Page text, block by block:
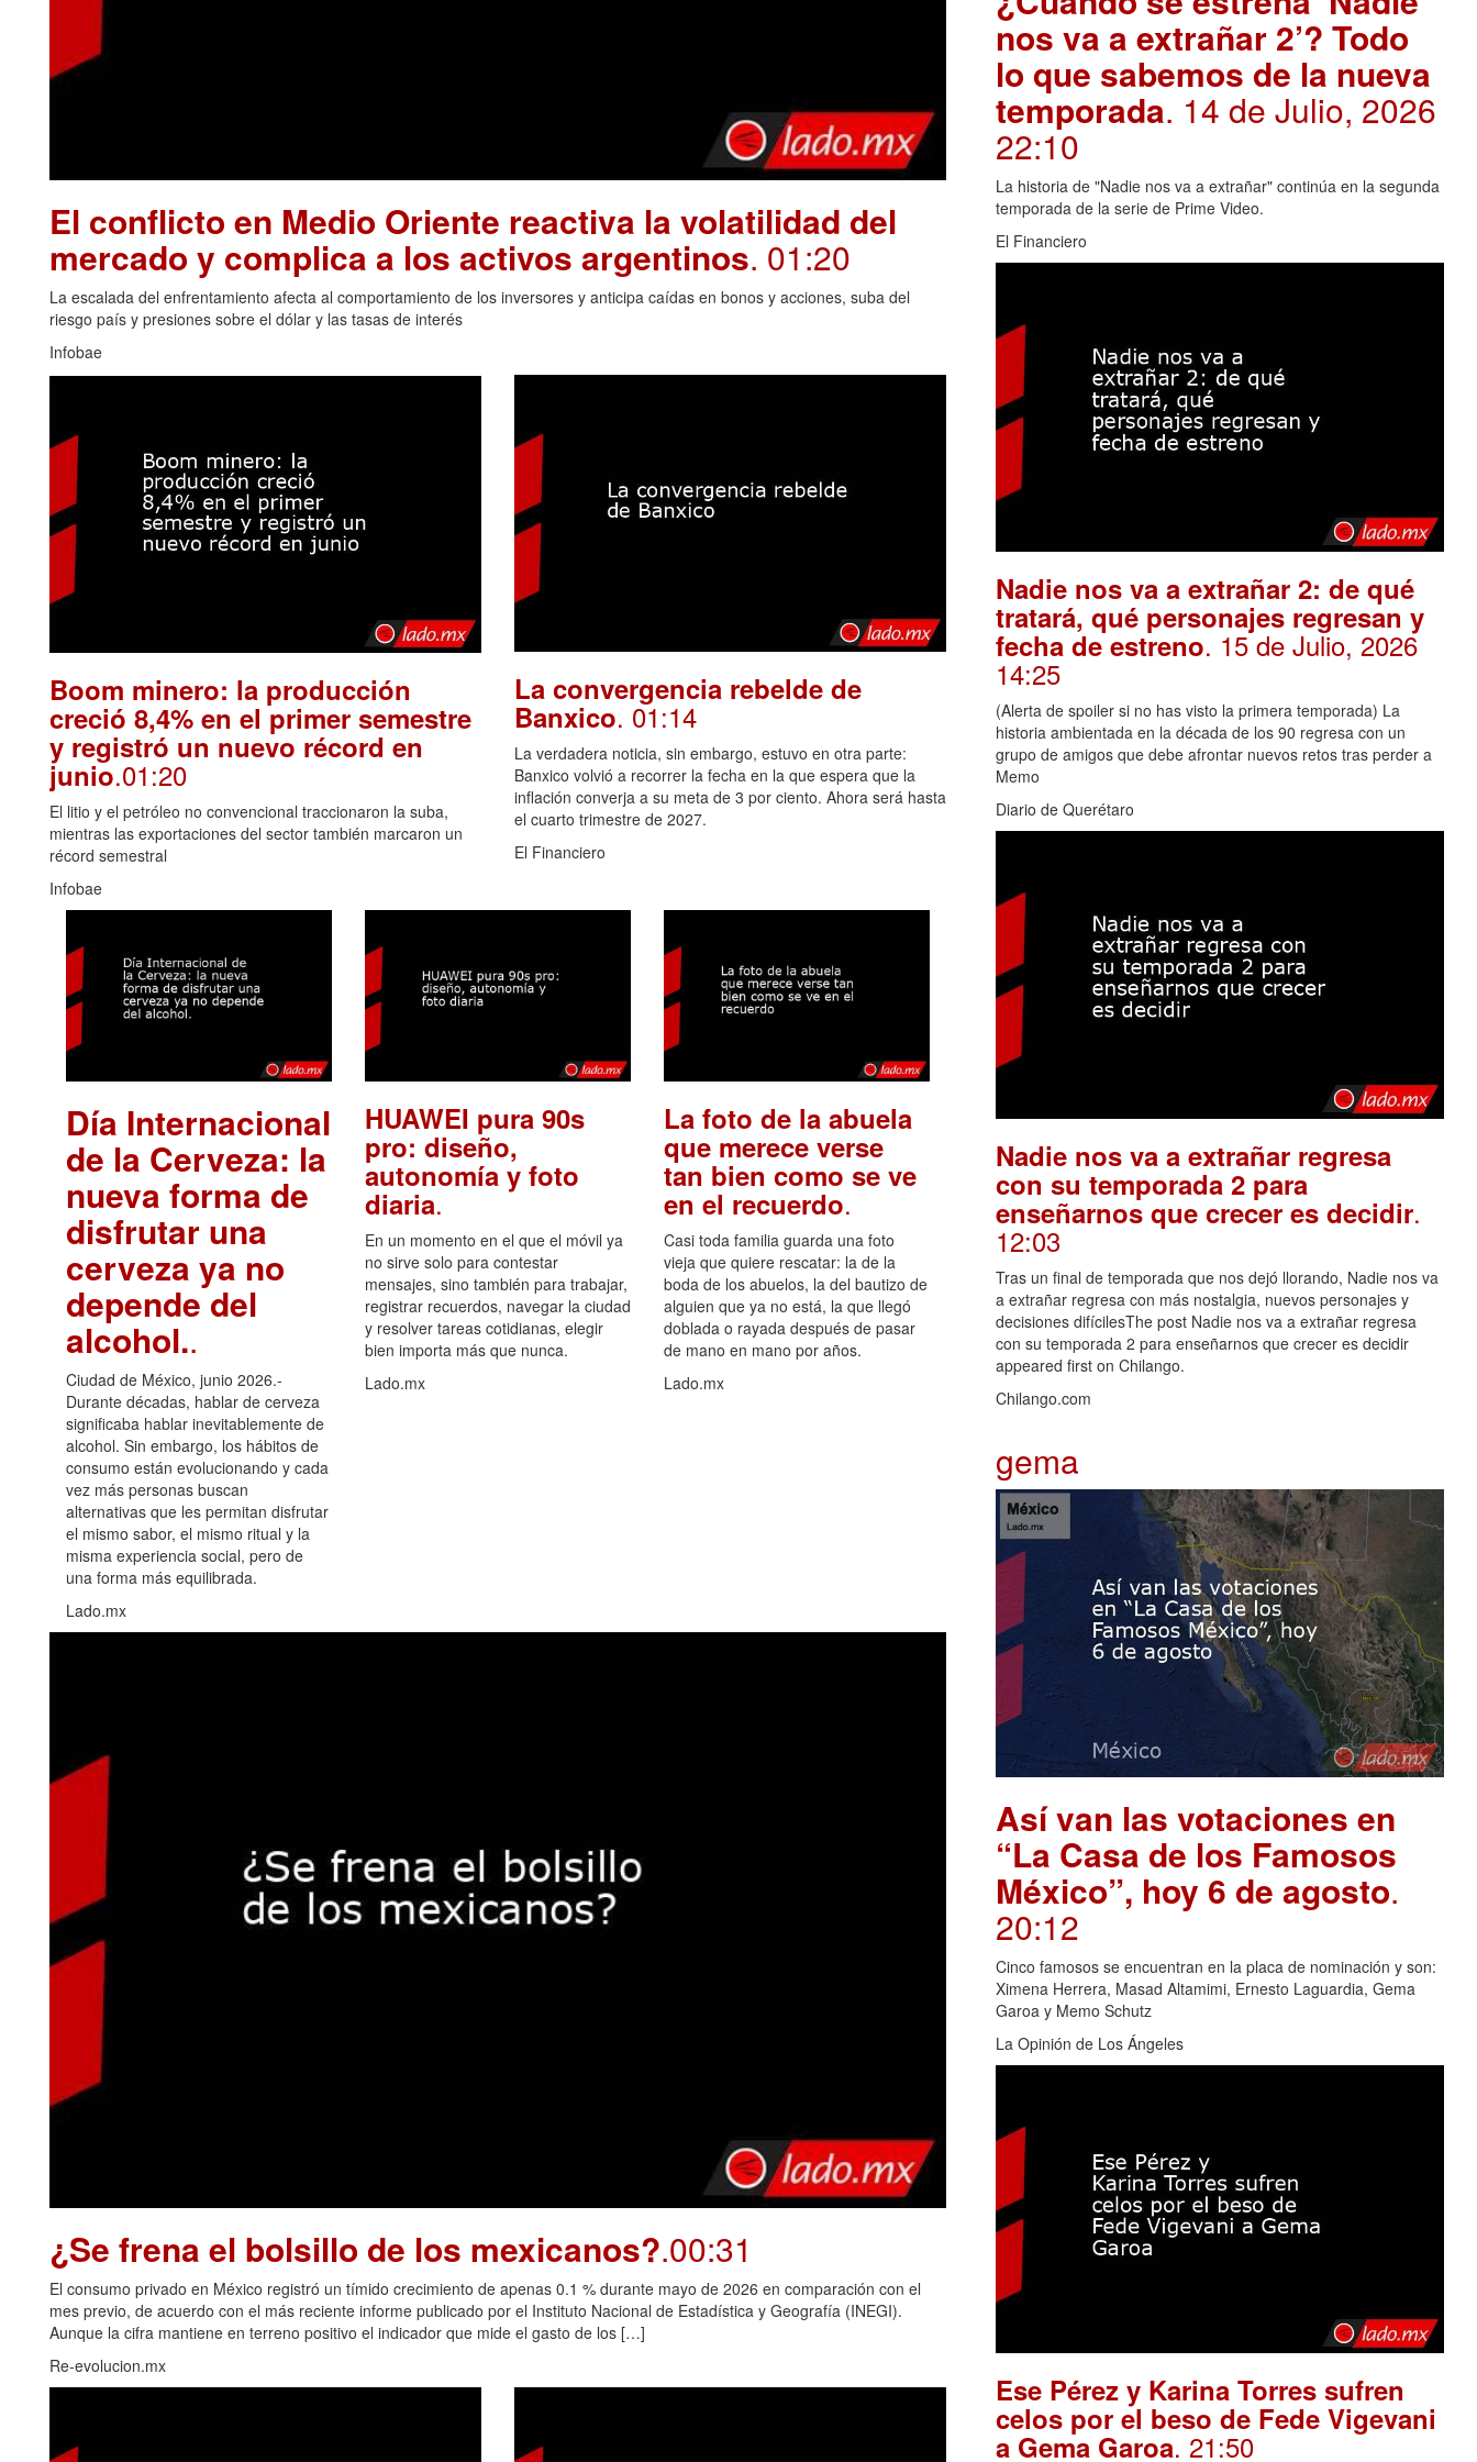
El conflicto en Medio Oriente reactiva la volatilidad del
mercado y complica a los activos argentinos. 01:20
La escalada del enfrentamiento afecta al comportamiento de los inversores y anticipa caídas en bonos y acciones, suba del
riesgo país y presiones sobre el dólar y las tasas de interés
Infobae
Boom minero: la producción
creció 8,4% en el primer semestre
y registró un nuevo récord en
junio.01:20
El litio y el petróleo no convencional traccionaron la suba,
mientras las exportaciones del sector también marcaron un
récord semestral
Infobae
La convergencia rebelde de
Banxico. 01:14
La verdadera noticia, sin embargo, estuvo en otra parte:
Banxico volvió a recorrer la fecha en la que espera que la
inflación converja a su meta de 3 por ciento. Ahora será hasta
el cuarto trimestre de 2027.
El Financiero
Día Internacional
de la Cerveza: la
nueva forma de
disfrutar una
cerveza ya no
depende del
alcohol..
Ciudad de México, junio 2026.-
Durante décadas, hablar de cerveza
significaba hablar inevitablemente de
alcohol. Sin embargo, los hábitos de
consumo están evolucionando y cada
vez más personas buscan
alternativas que les permitan disfrutar
el mismo sabor, el mismo ritual y la
misma experiencia social, pero de
una forma más equilibrada.
Lado.mx
HUAWEI pura 90s
pro: diseño,
autonomía y foto
diaria.
En un momento en el que el móvil ya
no sirve solo para contestar
mensajes, sino también para trabajar,
registrar recuerdos, navegar la ciudad
y resolver tareas cotidianas, elegir
bien importa más que nunca.
Lado.mx
La foto de la abuela
que merece verse
tan bien como se ve
en el recuerdo.
Casi toda familia guarda una foto
vieja que quiere rescatar: la de la
boda de los abuelos, la del bautizo de
alguien que ya no está, la que llegó
doblada o rayada después de pasar
de mano en mano por años.
Lado.mx
¿Se frena el bolsillo de los mexicanos?.00:31
El consumo privado en México registró un tímido crecimiento de apenas 0.1 % durante mayo de 2026 en comparación con el
mes previo, de acuerdo con el más reciente informe publicado por el Instituto Nacional de Estadística y Geografía (INEGI).
Aunque la cifra mantiene en terreno positivo el indicador que mide el gasto de los […]
Re-evolucion.mx
nos va a extrañar 2’? Todo
lo que sabemos de la nueva
temporada. 14 de Julio, 2026
22:10
La historia de "Nadie nos va a extrañar" continúa en la segunda
temporada de la serie de Prime Video.
El Financiero
Nadie nos va a extrañar 2: de qué
tratará, qué personajes regresan y
fecha de estreno. 15 de Julio, 2026
14:25
(Alerta de spoiler si no has visto la primera temporada) La
historia ambientada en la década de los 90 regresa con un
grupo de amigos que debe afrontar nuevos retos tras perder a
Memo
Diario de Querétaro
Nadie nos va a extrañar regresa
con su temporada 2 para
enseñarnos que crecer es decidir.
12:03
Tras un final de temporada que nos dejó llorando, Nadie nos va
a extrañar regresa con más nostalgia, nuevos personajes y
decisiones difícilesThe post Nadie nos va a extrañar regresa
con su temporada 2 para enseñarnos que crecer es decidir
appeared first on Chilango.
Chilango.com
gema
Así van las votaciones en
“La Casa de los Famosos
México”, hoy 6 de agosto.
20:12
Cinco famosos se encuentran en la placa de nominación y son:
Ximena Herrera, Masad Altamimi, Ernesto Laguardia, Gema
Garoa y Memo Schutz
La Opinión de Los Ángeles
Ese Pérez y Karina Torres sufren
celos por el beso de Fede Vigevani
a Gema Garoa. 21:50